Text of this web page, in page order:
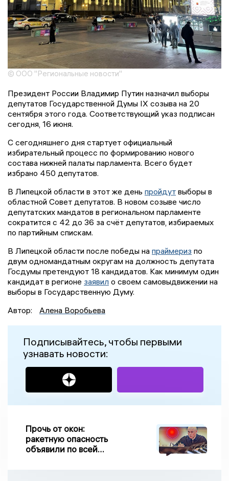
© ООО "Региональные новости"
Президент России Владимир Путин назначил выборы
депутатов Государственной Думы IX созыва на 20
сентября этого года. Соответствующий указ подписан
сегодня, 16 июня.
С сегодняшнего дня стартует официальный
избирательный процесс по формированию нового
состава нижней палаты парламента. Всего будет
избрано 450 депутатов.
В Липецкой области в этот же день пройдут выборы в
областной Совет депутатов. В новом созыве число
депутатских мандатов в региональном парламенте
сократится с 42 до 36 за счёт депутатов, избираемых
по партийным спискам.
В Липецкой области после победы на праймериз по
двум одномандатным округам на должность депутата
Госдумы претендуют 18 кандидатов. Как минимум один
кандидат в регионе заявил о своем самовыдвижении на
выборы в Государственную Думу.
Автор:
Алена Воробьева
Подписывайтесь, чтобы первыми
узнавать новости:
Прочь от окон:
ракетную опасность
объявили по всей